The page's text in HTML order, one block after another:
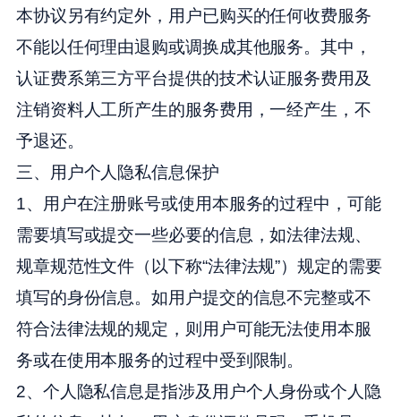
本协议另有约定外，用户已购买的任何收费服务
不能以任何理由退购或调换成其他服务。其中，
认证费系第三方平台提供的技术认证服务费用及
注销资料人工所产生的服务费用，一经产生，不
予退还。
三、用户个人隐私信息保护
1、用户在注册账号或使用本服务的过程中，可能
需要填写或提交一些必要的信息，如法律法规、
规章规范性文件（以下称“法律法规”）规定的需要
填写的身份信息。如用户提交的信息不完整或不
符合法律法规的规定，则用户可能无法使用本服
务或在使用本服务的过程中受到限制。
2、个人隐私信息是指涉及用户个人身份或个人隐